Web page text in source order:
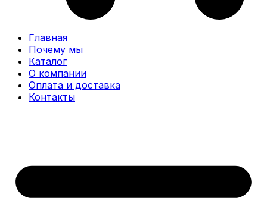
Главная
Почему мы
Каталог
О компании
Оплата и доставка
Контакты